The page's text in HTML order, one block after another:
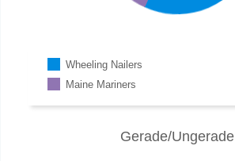
Wheeling Nailers
Maine Mariners
Gerade/Ungerade